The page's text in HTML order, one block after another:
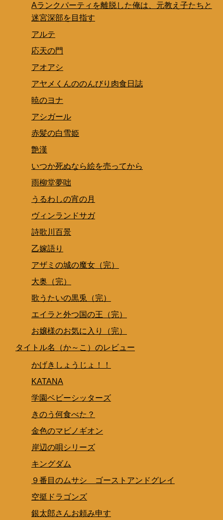
Aランクパーティを離脱した俺は、元教え子たちと
迷宮深部を目指す
アルテ
応天の門
アオアシ
アヤメくんののんびり肉食日誌
暁のヨナ
アシガール
赤髪の白雪姫
艶漢
いつか死ぬなら絵を売ってから
雨柳堂夢咄
うるわしの宵の月
ヴィンランドサガ
詩歌川百景
乙嫁語り
アザミの城の魔女（完）
大奥（完）
歌うたいの黒兎（完）
エイラと外つ国の王（完）
お嬢様のお気に入り（完）
タイトル名（か～こ）のレビュー
かげきしょうじょ！！
KATANA
学園ベビーシッターズ
きのう何食べた？
金色のマビノギオン
岸辺の唄シリーズ
キングダム
９番目のムサシ ゴーストアンドグレイ
空挺ドラゴンズ
銀太郎さんお頼み申す